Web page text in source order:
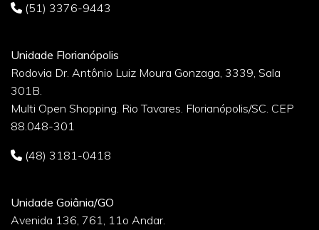
(51) 3376-9443
Unidade Florianópolis
Rodovia Dr. Antônio Luiz Moura Gonzaga, 3339, Sala
301B.
Multi Open Shopping. Rio Tavares. Florianópolis/SC. CEP
88.048-301
(48) 3181-0418
Unidade Goiânia/GO
Avenida 136, 761, 11o Andar.